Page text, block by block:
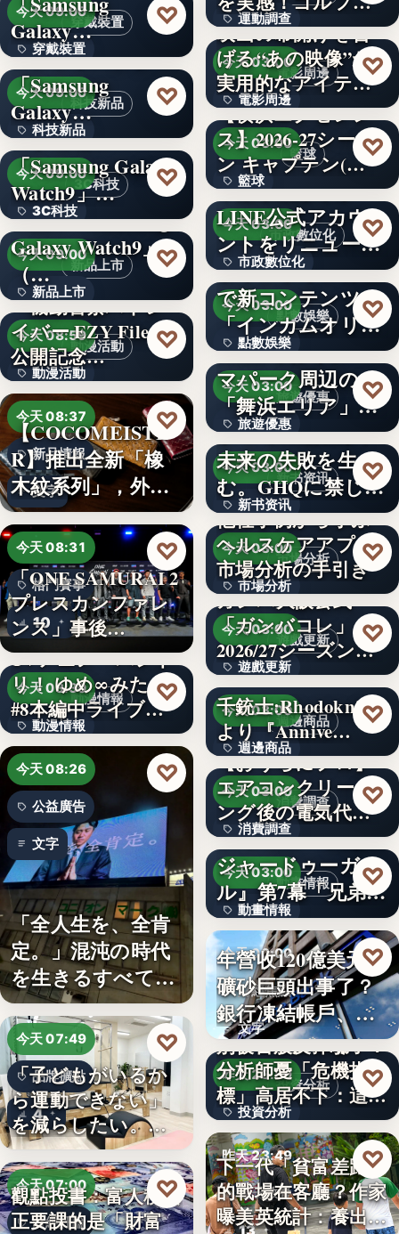
文字
穿戴裝置
今天 09:00
穿戴裝置
文字
Galaxy…
♡
科技新品
今天 09:00
科技新品
文字
＜ソフトバンク＞
「Samsung
Galaxy…
♡
3C科技
今天 09:00
3C科技
文字
＜ドコモ＞
「Samsung Galaxy
Watch9」…
♡
新品上市
今天 09:00
新品上市
文字
＜au＞「Samsung
Galaxy Watch9」
（…
♡
動漫活動
今天 08:59
動漫活動
3,000円
『機動警察パトレ
イバー EZY File 2』
公開記念…
♡
今天 08:37
新品情報
文字
【COCOMEISTE
R】推出全新「橡
木紋系列」，外層
採…
♡
今天 08:31
格鬥賽事
10
「ONE SAMURAI 2
プレスカンファレ
ンス」事後…
♡
動漫情報
今天 08:30
動漫情報
19,800円
TVアニメ「バンド
リ！ ゆめ∞みた」
#8本編中ライブ映
像…
♡
今天 08:26
公益廣告
文字
「全人生を、全肯
定。」混沌の時代
を生きるすべての
人へ贈る…
♡
今天 07:49
品牌擴點
4
「子どもがいるか
ら運動できない」
を減らしたい。埼
玉県戸田…
♡
今天 07:00
財經評論
觀點投書：富人稅真
正要課的是「財富
♡
運動調查
34%
始め…
電影周邊
今天 03:00
電影周邊
75
映画の幕開けを告
げる“あの映像”が
実用的なアイテム
に！「…
♡
籃球
今天 03:00
籃球
3
【横浜エクセレン
ス】2026-27シーズ
ン キャプテン(…
♡
市政數位化
今天 03:00
市政數位化
文字
千葉県茂原市が
LINE公式アカウ
ントをリニューア
ル！プレ…
♡
點數娛樂
今天 03:00
點數娛樂
文字
ポイントインカム
で新コンテンツ
「インカムオリ
パ」開始
♡
旅遊優惠
今天 03:00
旅遊優惠
文字
Peachで行くテー
マパーク周辺の
「舞浜エリア」ホ
テルも…
♡
新书资讯
今天 03:00
新书资讯
文字
かつての成功が、
未来の失敗を生
む。GHQに禁じら
れた「禁…
♡
市場分析
今天 03:00
市場分析
500
他社事例から学ぶ
ヘルスケアアプリ
市場分析の手引き
♡
遊戲更新
今天 03:00
遊戲更新
150
ガンバ大阪公式
「ガンバコレ」
2026/27シーズン開
幕！…
♡
週邊商品
今天 03:00
週邊商品
880円
千銃士:Rhodoknight
より『Annive…
♡
消費調查
今天 03:00
消費調查
40%
【おうちにプロ】
エアコンクリーニ
ング後の電気代削
減の実感…
♡
動畫情報
今天 03:00
動畫情報
文字
TVアニメ『天幕の
ジャードゥーガ
ル』第7幕「兄弟」
あらす…
♡
今天 00:00
財經焦點
文字
年營收120億美元鐵
礦砂巨頭出事了？
銀行凍結帳戶、礦
商急…
♡
投資分析
昨天 23:59
投資分析
4.63%
別被台股反彈騙了？
分析師憂「危機指
標」高居不下：這次
一殺…
♡
昨天 23:49
親子教養
13
下一代「貧富差距」
的戰場在客廳？作家
曝美英統計：養出高
♡